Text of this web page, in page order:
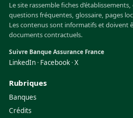
Le site rassemble fiches
questions fréquentes, glossaire, pages
Les contenus sont informatifs et doivent
documents contractuels.
Suivre Banque Assurance France
LinkedIn · Facebook ·X
Rubriques
Banques
Crédits